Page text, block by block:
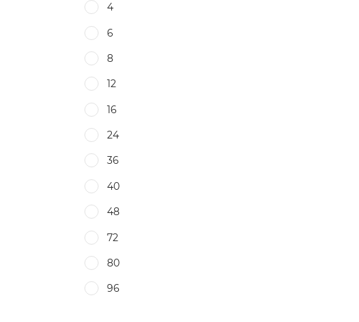
4
6
8
12
16
24
36
40
48
72
80
96